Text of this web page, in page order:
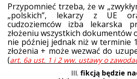
Przypomnieć trzeba, że w
„polskich”, lekarzy z UE
cudzoziemców izba lekarska
złożeniu wszystkich dokumentów
nie później jednak niż w terminie
złożenia + może wezwać do
(art. 6a ust. 1 i 2 ww. ustawy o
III. fikcją będzie